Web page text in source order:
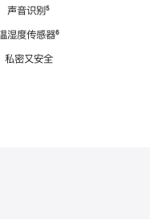
声音识别脚
⁵
湿度传感器脚
⁶
私密又安全